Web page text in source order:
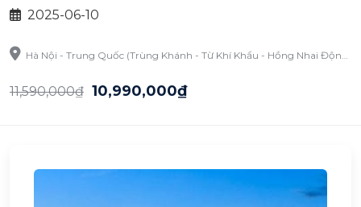
2025-06-10
Hà Nội - Trung Quốc (Trùng Khánh - Từ Khí Khẩu - Hồng Nhai Động - Công Viên Gấu Trúc - Lão Quân Động)
11,590,000₫ 10,990,000₫